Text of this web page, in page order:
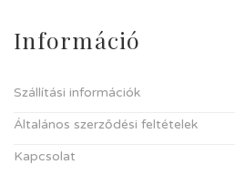
Információ
Szállítási információk
Általános szerződési feltételek
Kapcsolat